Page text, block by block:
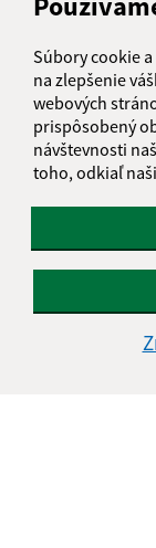
Súbory cookie
na zlepšenie
webových
prispôsobený
návštevnosti
toho, odkiaľ